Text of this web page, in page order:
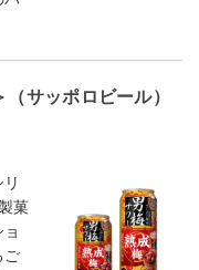
サッポロビール）
菓
ご